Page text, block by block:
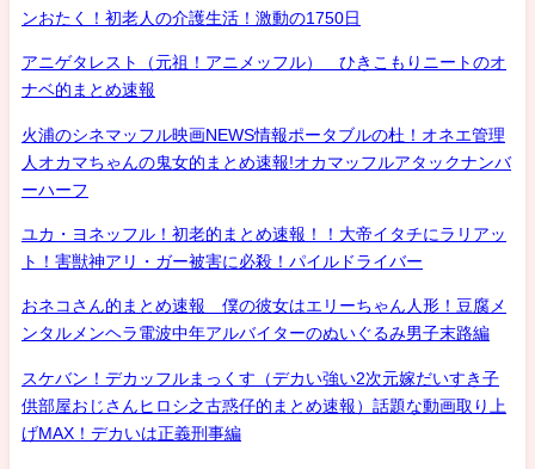
ンおたく！初老人の介護生活！激動の1750日
アニゲタレスト（元祖！アニメッフル） ひきこもりニートのオ
ナベ的まとめ速報
火浦のシネマッフル映画NEWS情報ポータブルの杜！オネエ管理
人オカマちゃんの鬼女的まとめ速報!オカマッフルアタックナンバ
ーハーフ
ユカ・ヨネッフル！初老的まとめ速報！！大帝イタチにラリアッ
ト！害獣神アリ・ガー被害に必殺！パイルドライバー
おネコさん的まとめ速報 僕の彼女はエリーちゃん人形！豆腐メ
ンタルメンヘラ電波中年アルバイターのぬいぐるみ男子末路編
スケバン！デカッフルまっくす（デカい強い2次元嫁だいすき子
供部屋おじさんヒロシ之古惑仔的まとめ速報）話題な動画取り上
げMAX！デカいは正義刑事編